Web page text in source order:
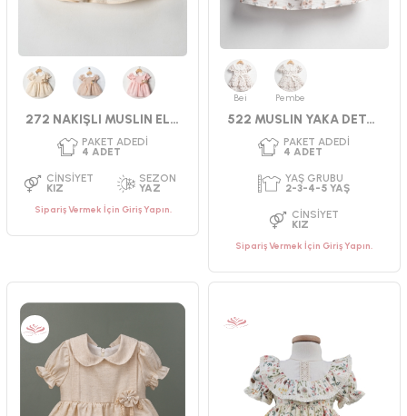
PAKET ADEDI
4ADET
YAŞ GRUBU
2-3-4-5 YAŞ
CINSIYET
PAKET ADEDI
4ADET
YAŞ GRUBU
2-3-4-5 YAŞ
CINSIYET
272 NAKIŞLI MUSLIN ELBİSE 9-24 AY
Sipariş Vermek İçin Giriş Yapın.
Bej Pembe
522 MUSLIN YAKA DETAYLI ELBİSE 2-5
Sipariş Vermek İçin Giriş Yapın.